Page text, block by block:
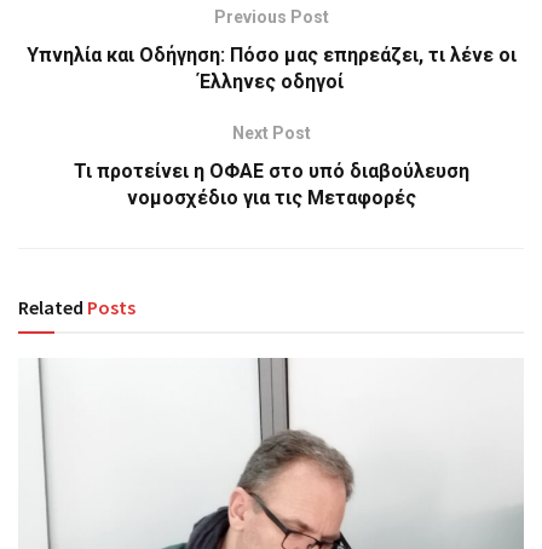
Previous Post
Υπνηλία και Οδήγηση: Πόσο μας επηρεάζει, τι λένε οι
Έλληνες οδηγοί
Next Post
Τι προτείνει η ΟΦΑΕ στο υπό διαβούλευση
νομοσχέδιο για τις Μεταφορές
Related Posts